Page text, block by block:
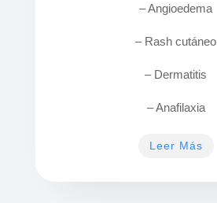
– Angioedema
– Rash cutáneo
– Dermatitis
– Anafilaxia
Leer Más